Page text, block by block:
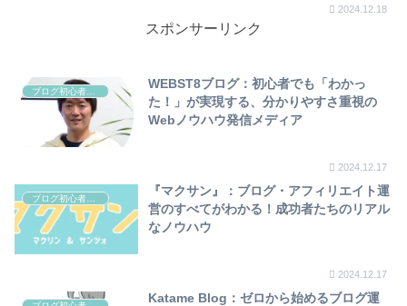
2024.12.18
スポンサーリンク
ブログ初心者向け
WEBST8ブログ：初心者でも「わかっ
た！」が実現する、分かりやすさ重視の
Webノウハウ発信メディア
2024.12.17
『マクサン』：ブログ・アフィリエイト運
営のすべてがわかる！成功者たちのリアル
なノウハウ
2024.12.17
Katame Blog：ゼロから始めるブログ運